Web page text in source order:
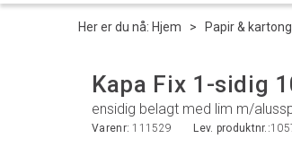
Her er du nå: Hjem > Papir & kartong
Kapa Fix 1-sidig
ensidig belagt med lim m/
Varenr:111529 Lev. produktnr.: